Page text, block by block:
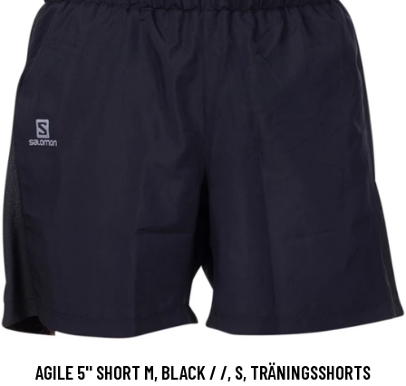
AGILE 5'' SHORT M, BLACK / /, S, TRÄNINGSSHORTS